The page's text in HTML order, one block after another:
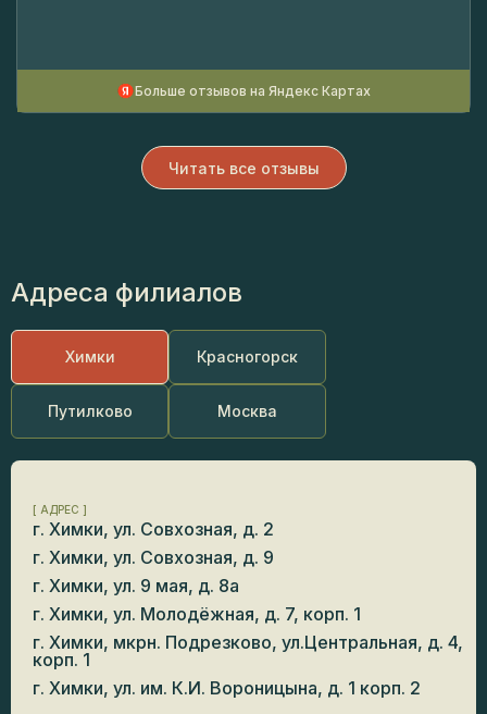
Больше отзывов на Яндекс Картах
Читать все отзывы
Адреса филиалов
Химки Красногорск
Путилково Москва
[ АДРЕС ]
г. Химки, ул. Совхозная, д. 2
г. Химки, ул. Совхозная, д. 9
г. Химки, ул. 9 мая, д. 8а
г. Химки, ул. Молодёжная, д. 7, корп. 1
г. Химки, мкрн. Подрезково, ул.Центральная, д. 4,
корп. 1
г. Химки, ул. им. К.И. Вороницына, д. 1 корп. 2